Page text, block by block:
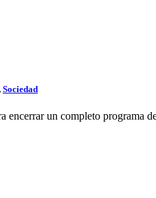
Sociedad
encerrar un completo